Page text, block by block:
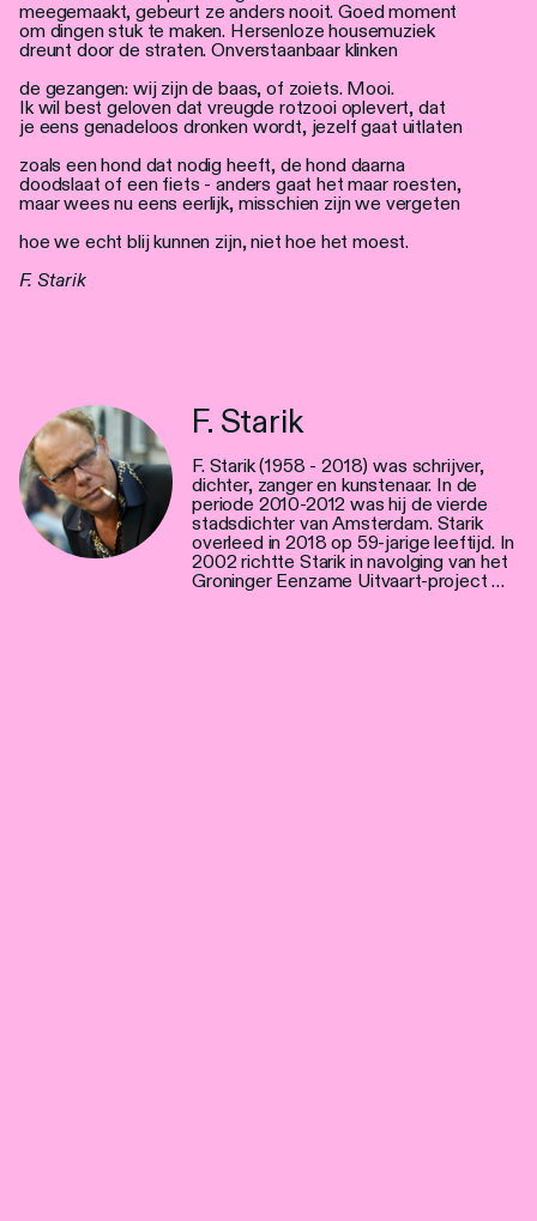
meegemaakt, gebeurt ze anders nooit. Goed moment
om dingen stuk te maken. Hersenloze housemuziek
dreunt door de straten. Onverstaanbaar klinken
de gezangen: wij zijn de baas, of zoiets. Mooi.
Ik wil best geloven dat vreugde rotzooi oplevert, dat
je eens genadeloos dronken wordt, jezelf gaat uitlaten
zoals een hond dat nodig heeft, de hond daarna
doodslaat of een fiets - anders gaat het maar roesten,
maar wees nu eens eerlijk, misschien zijn we vergeten
hoe we echt blij kunnen zijn, niet hoe het moest.
F. Starik
F. Starik
F. Starik (1958 - 2018) was schrijver,
dichter, zanger en kunstenaar. In de
periode 2010-2012 was hij de vierde
stadsdichter van Amsterdam. Starik
overleed in 2018 op 59-jarige leeftijd. In
2002 richtte Starik in navolging van het
Groninger Eenzame Uitvaart-project …